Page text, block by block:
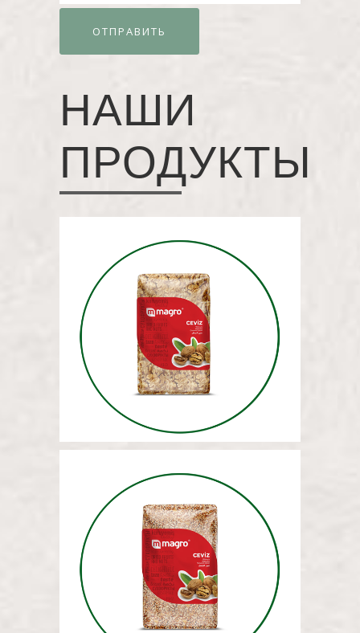
НАШИ
ПРОДУКТЫ
ГРЕЦКИЕ ОРЕХИ (ВСЕГО) 5 КГ
ГРЕЦКИЕ ОРЕХИ (РУБЛЕНЫЕ)
5 КГ